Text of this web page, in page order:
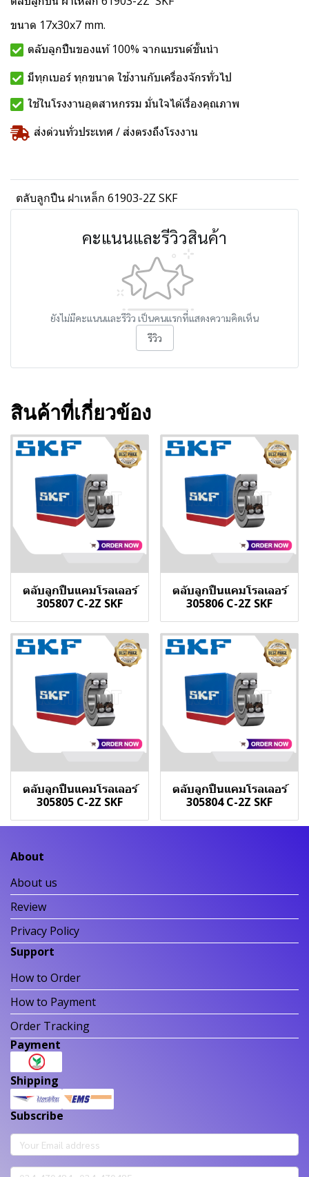
ขนาด 17x30x7 mm.
ตลับลูกปืนของแท้ 100% จากแบรนด์ชั้นนำ
มีทุกเบอร์ ทุกขนาด ใช้งานกับเครื่องจักรทั่วไป
ใช้ในโรงงานอุตสาหกรรม มั่นใจได้เรื่องคุณภาพ
ส่งด่วนทั่วประเทศ / ส่งตรงถึงโรงงาน
ตลับลูกปืน ฝาเหล็ก 61903-2Z SKF
คะแนนและรีวิวสินค้า
ยังไม่มีคะแนนและรีวิว เป็นคนแรกที่แสดงความคิดเห็น
รีวิว
สินค้าที่เกี่ยวข้อง
ตลับลูกปืนแคมโรลเลอร์
305807 C-2Z SKF
ตลับลูกปืนแคมโรลเลอร์
305806 C-2Z SKF
ตลับลูกปืนแคมโรลเลอร์
305805 C-2Z SKF
ตลับลูกปืนแคมโรลเลอร์
305804 C-2Z SKF
About
About us
Review
Privacy Policy
Support
How to Order
How to Payment
Order Tracking
Payment
Shipping
Subscribe